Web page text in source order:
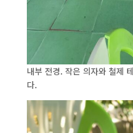
내부 전경. 작은 의자와 철제
다.